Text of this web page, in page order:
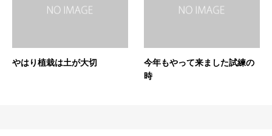
やはり植栽は土が大切
今年もやって来ました試練の
時